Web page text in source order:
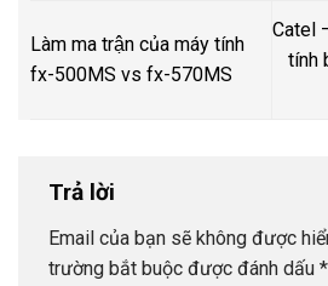
Làm ma trận của máy tính
fx-500MS vs fx-570MS
Catel
tính
Trả lời
Email của bạn sẽ không được
trường bắt buộc được đánh dấu *